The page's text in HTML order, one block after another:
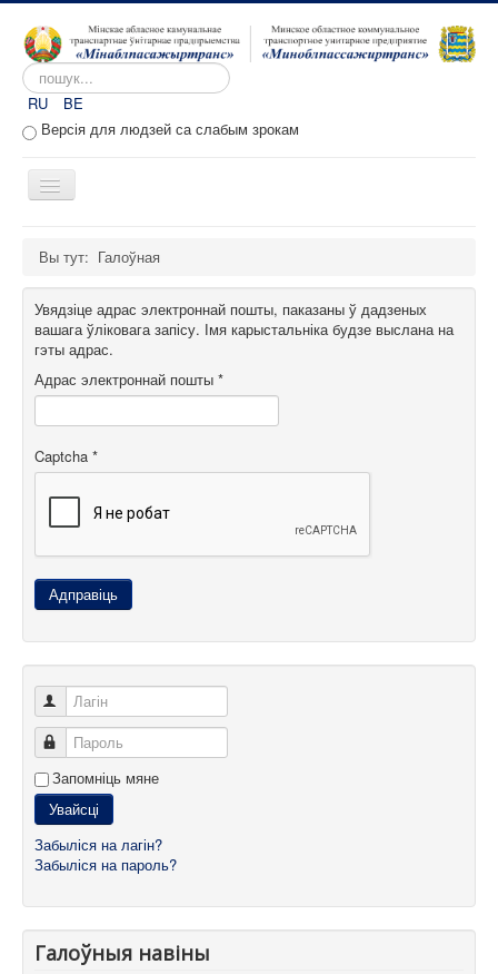
Пошук...
RU
BE
Версія для людзей са слабым зрокам
Toggle
Вакансіі
Звароты
Адміністратыўныя працэдуры
Расклад руху
Партал перавозчыкаў
Карта сайта
Вы тут: Галоўная
Увядзіце адрас электроннай пошты, паказаны ў дадзеных
вашага ўліковага запісу. Імя карыстальніка будзе выслана на
гэты адрас.
Адрас электроннай пошты *
Captcha *
Адправіць
Лагін
Пароль
Запомніць мяне
Увайсці
Забыліся на лагін?
Забыліся на пароль?
Галоўныя навіны